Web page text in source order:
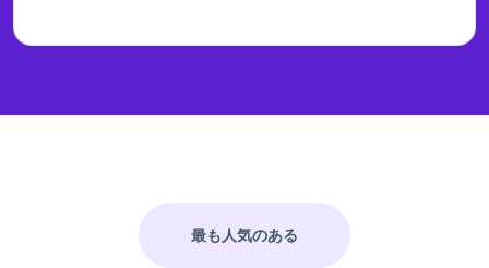
最も人気のある